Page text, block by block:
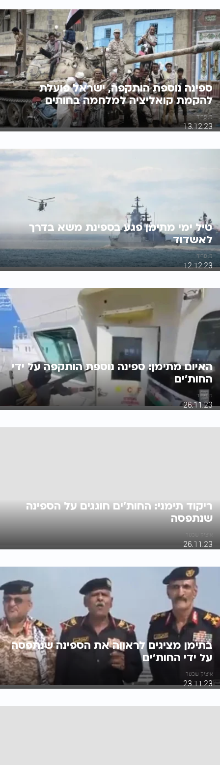
ספינה נוספת הותקפה, ישראל פועלת
להקמת קואליציה למלחמה בחותים
מ. פריד
13.12.23
טיל ימי מתימן פגע בספינת משא בדרך
לאשדוד
מ. פריד
12.12.23
האיום מתימן: ספינה נוספת הותקפה על ידי
החות'ים
מ. פריד
26.11.23
ריקוד תימני: החות'ים חוגגים על הספינה
שנתפסה
איציק שכטר
26.11.23
בתימן מציגים לראווה את הספינה שנתפסה
על ידי החות'ים
איציק שכטר
23.11.23